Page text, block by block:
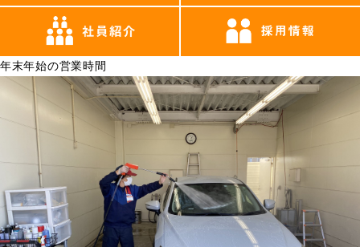
年末年始の営業時間